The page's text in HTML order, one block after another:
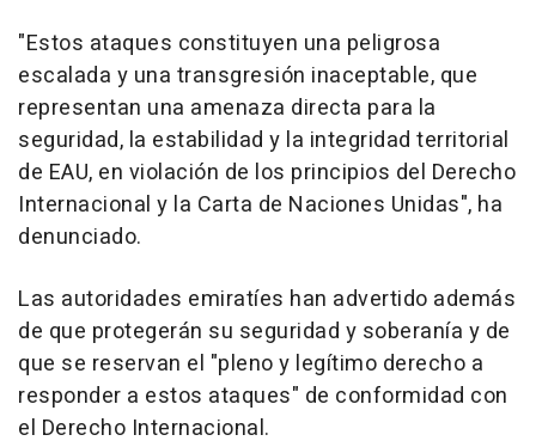
"Estos ataques constituyen una peligrosa
escalada y una transgresión inaceptable, que
representan una amenaza directa para la
seguridad, la estabilidad y la integridad territorial
de EAU, en violación de los principios del Derecho
Internacional y la Carta de Naciones Unidas", ha
denunciado.
Las autoridades emiratíes han advertido además
de que protegerán su seguridad y soberanía y de
que se reservan el "pleno y legítimo derecho a
responder a estos ataques" de conformidad con
el Derecho Internacional.